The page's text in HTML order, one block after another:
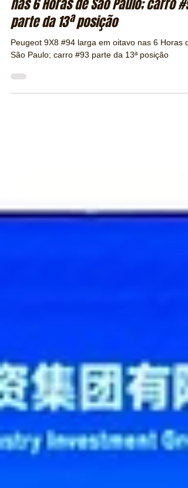
Redação Publiracing
12 de jul.
3 min de leitura
Peugeot 9X8 #94 larga em oitavo
nas 6 Horas de São Paulo; carro #93
parte da 13ª posição
Peugeot 9X8 #94 larga em oitavo nas 6 Horas